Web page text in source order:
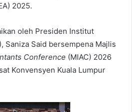
2025.
oleh Presiden Institut
Saniza Said bersempena Majlis
Conference (MIAC) 2026
Konvensyen Kuala Lumpur